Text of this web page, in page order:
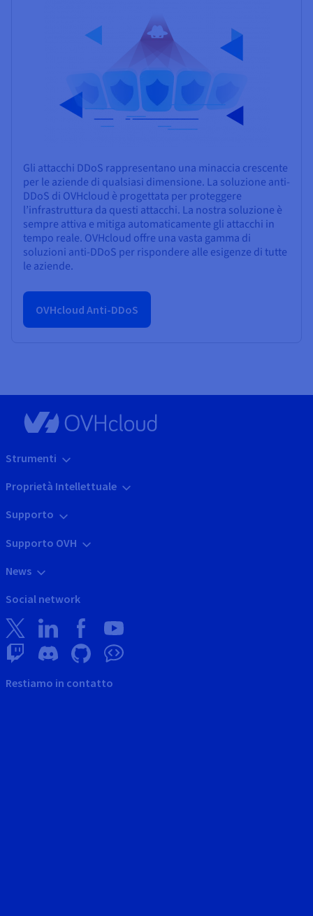
Gli attacchi DDoS rappresentano una minaccia crescente
per le aziende di qualsiasi dimensione. La soluzione anti-
DDoS di OVHcloud è progettata per proteggere
l’infrastruttura da questi attacchi. La nostra soluzione è
sempre attiva e mitiga automaticamente gli attacchi in
tempo reale. OVHcloud offre una vasta gamma di
soluzioni anti-DDoS per rispondere alle esigenze di tutte
le aziende.
OVHcloud Anti-DDoS
Strumenti
Proprietà Intellettuale
Supporto
Supporto OVH
News
Social network
Restiamo in contatto